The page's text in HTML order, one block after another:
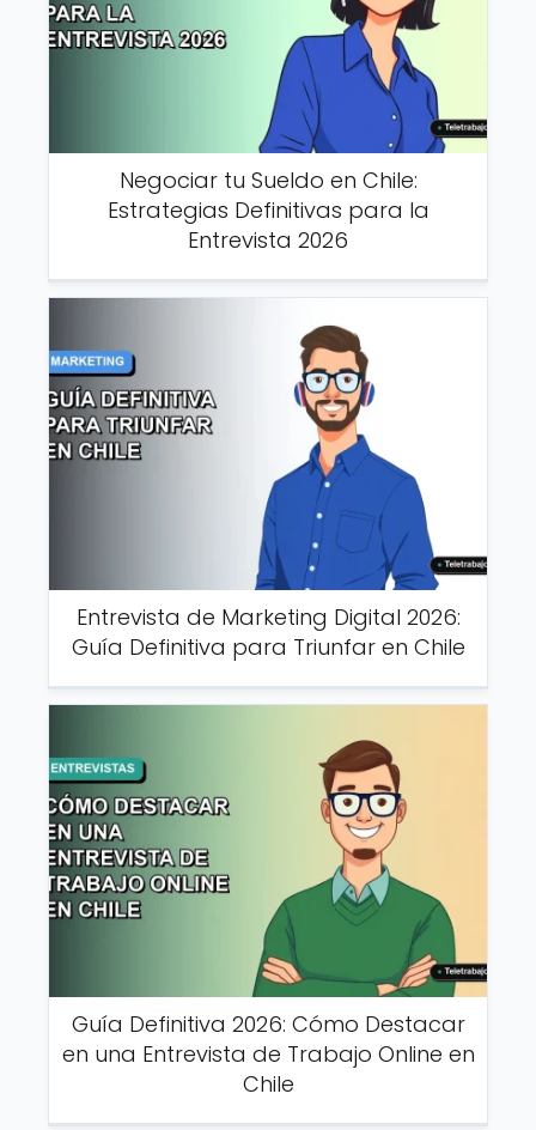
Negociar tu Sueldo en Chile:
Estrategias Definitivas para la
Entrevista 2026
Entrevista de Marketing Digital 2026:
Guía Definitiva para Triunfar en Chile
Guía Definitiva 2026: Cómo Destacar
en una Entrevista de Trabajo Online en
Chile